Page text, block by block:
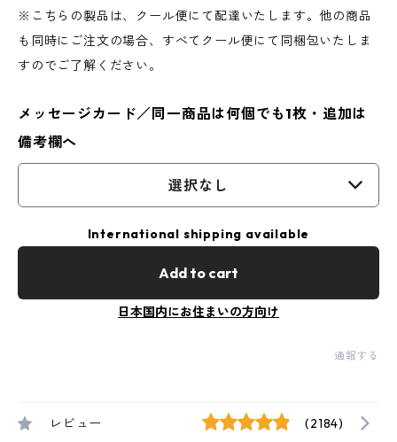
※こちらの製品は、クール便にて配達いたします。他の商品
も同時にご注文の場合、すべてクール便にて同梱包いたしま
すのでご了解ください。
メッセージカード／同一商品は何個でも1枚・追加は
備考欄へ
選択なし
International shipping available
Add to cart
日本国内にお住まいの方向け
通報する
レビュー (2184)